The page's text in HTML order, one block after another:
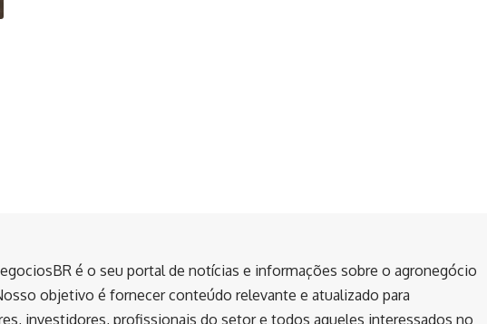
é o seu portal de notícias e informações sobre o agronegócio
objetivo é fornecer conteúdo relevante e atualizado para
investidores, profissionais do setor e todos aqueles interessados no